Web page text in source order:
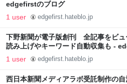
edgefirstのブログ
1 user edgefirst.hateblo.jp
下野新聞が電子版創刊 全記事をビュ
読み上げやキーワード自動収集も -
1 user edgefirst.hateblo.jp
西日本新聞メディアラボ受託制作の